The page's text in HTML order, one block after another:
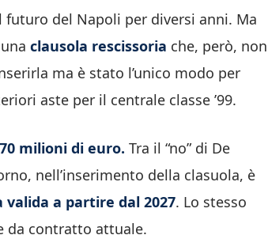
del Napoli per diversi anni. Ma
clausola rescissoria che, però, non
ma è stato l’unico modo per
aste per il centrale classe ’99.
milioni di euro. Tra il “no” di De
nell’inserimento della clasuola, è
valida a partire dal 2027. Lo stesso
da contratto attuale.